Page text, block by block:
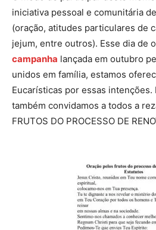
iniciativa pessoal e comunitária
(oração, atitudes particulares de
jejum, entre outros). Esse dia de
campanha lançada em outubro
unidos em família, estamos
Eucarísticas por essas intenções.
também convidamos a todos a
FRUTOS DO PROCESSO DE